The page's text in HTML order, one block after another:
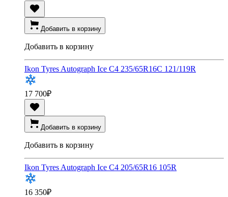
Добавить в корзину
Добавить в корзину
Ikon Tyres Autograph Ice C4 235/65R16C 121/119R
17 700₽
Добавить в корзину
Добавить в корзину
Ikon Tyres Autograph Ice C4 205/65R16 105R
16 350₽